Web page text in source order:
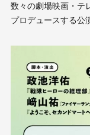
数々の劇場映画・テ
プロデュースする公